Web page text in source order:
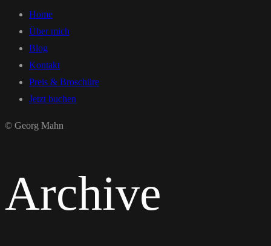
Home
Über mich
Blog
Kontakt
Preis & Broschüre
Jetzt buchen
© Georg Mahn
Archive